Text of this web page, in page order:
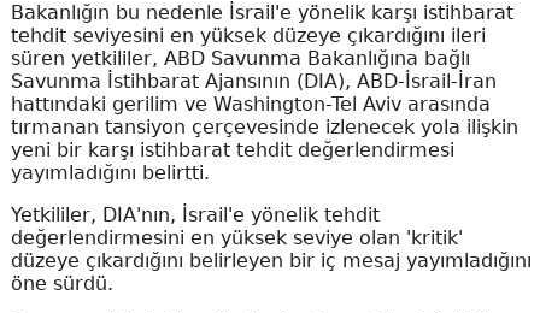
Bakanlığın bu nedenle İsrail'e yönelik karşı istihbarat
tehdit seviyesini en yüksek düzeye çıkardığını ileri
süren yetkililer, ABD Savunma Bakanlığına bağlı
Savunma İstihbarat Ajansının (DIA), ABD-İsrail-İran
hattındaki gerilim ve Washington-Tel Aviv arasında
tırmanan tansiyon çerçevesinde izlenecek yola ilişkin
yeni bir karşı istihbarat tehdit değerlendirmesi
yayımladığını belirtti.
Yetkililer, DIA'nın, İsrail'e yönelik tehdit
değerlendirmesini en yüksek seviye olan 'kritik'
düzeye çıkardığını belirleyen bir iç mesaj yayımladığını
öne sürdü.